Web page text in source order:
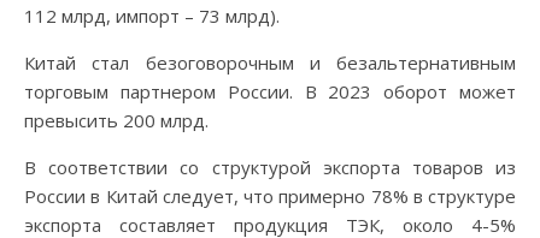
112 млрд, импорт – 73 млрд).
Китай стал безоговорочным и безальтернативным
торговым партнером России. В 2023 оборот может
превысить 200 млрд.
В соответствии со структурой экспорта товаров из
России в Китай следует, что примерно 78% в структуре
экспорта составляет продукция ТЭК, около 4-5%